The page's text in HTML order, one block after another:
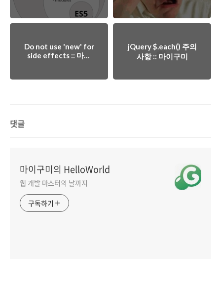
구미
Do not use 'new' for
side effects :: 마이
jQuery $.each() 주의
사항 :: 마이구미
댓글
마이구미의 HelloWorld
웹 개발 마스터의 날까지
구독하기